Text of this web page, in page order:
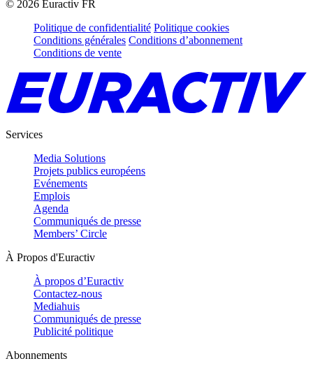
© 2026 Euractiv FR
Politique de confidentialité Politique cookies
Conditions générales Conditions d’abonnement
Conditions de vente
Services
Media Solutions
Projets publics européens
Evénements
Emplois
Agenda
Communiqués de presse
Members’ Circle
À Propos d'Euractiv
À propos d’Euractiv
Contactez-nous
Mediahuis
Communiqués de presse
Publicité politique
Abonnements